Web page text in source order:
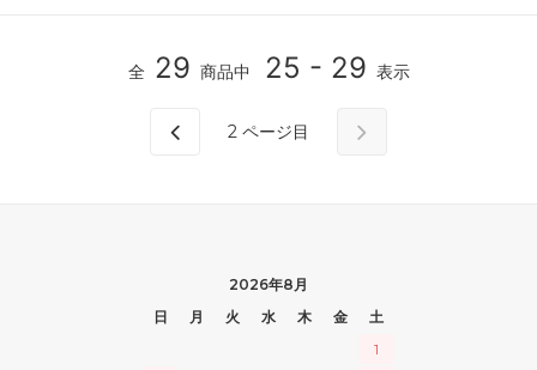
全 29 商品中 25 - 29 表示
2 ページ目
2026年8月
日
月 火 水 木 金
土
1